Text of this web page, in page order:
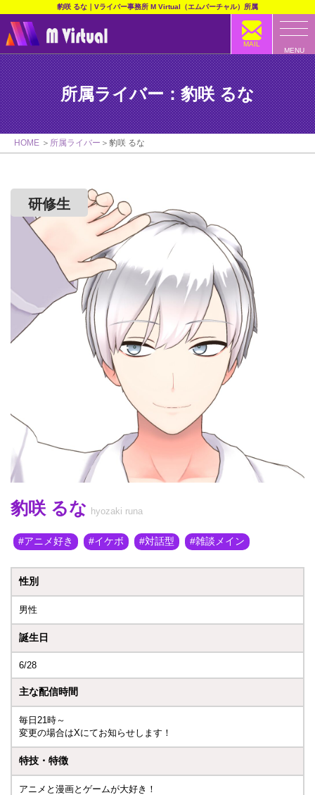
豹咲 るな｜Vライバー事務所 M Virtual（エムバーチャル）所属
MENU
MAIL
所属ライバー：豹咲 るな
HOME 所属ライバー 豹咲 るな
研修生
豹咲 るな hyozaki runa
アニメ好き イケボ 対話型 雑談メイン
性別
男性
誕生日
6/28
主な配信時間
毎日21時～
変更の場合はXにてお知らせします！
特技・特徴
アニメと漫画とゲームが大好き！